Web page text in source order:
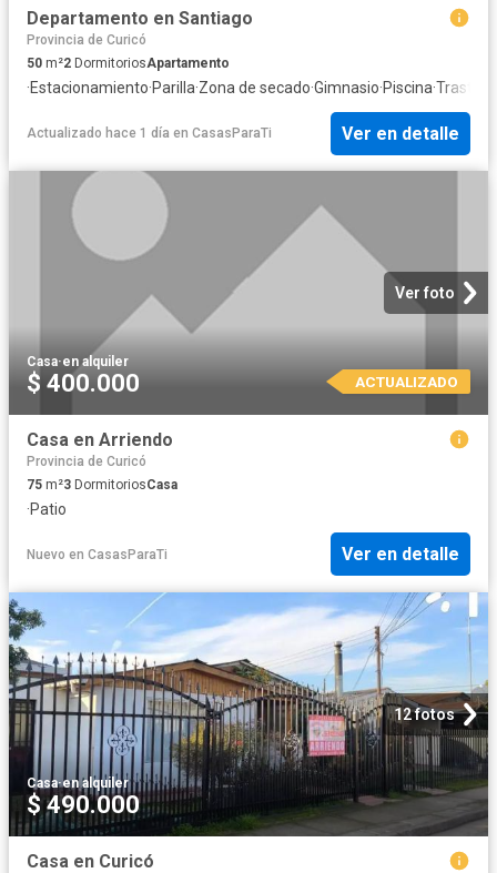
Departamento en Santiago
Provincia de Curicó
50 m²2 DormitoriosApartamento
·Estacionamiento·Parilla·Zona de secado·Gimnasio·Piscina·Trastero
Actualizado hace 1 día en CasasParaTi Ver en detalle
Ver foto
Casa·en alquiler
$ 400.000 ACTUALIZADO
Casa en Arriendo
Provincia de Curicó
75 m²3 DormitoriosCasa
·Patio
Nuevo en CasasParaTi Ver en detalle
12 fotos
Casa·en alquiler
$ 490.000
Casa en Curicó